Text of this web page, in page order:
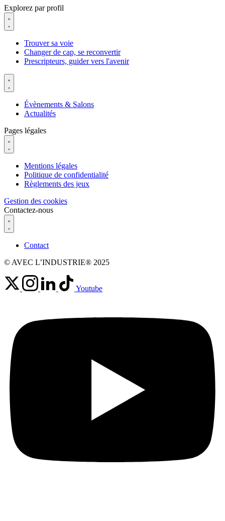
Explorez par profil
Trouver sa voie
Changer de cap, se reconvertir
Prescripteurs, guider vers l'avenir
Évènements & Salons
Actualités
Pages légales
Mentions légales
Politique de confidentialité
Règlements des jeux
Gestion des cookies
Contactez-nous
Contact
© AVEC L’INDUSTRIE® 2025
Youtube